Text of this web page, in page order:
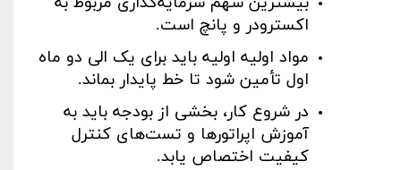
اکسترودر و پانچ است.
مواد اولیه اولیه باید برای یک الی دو ماه
اول تأمین شود تا خط پایدار بماند.
در شروع کار، بخشی از بودجه باید به
آموزش اپراتورها و تست‌های کنترل
کیفیت اختصاص یابد.